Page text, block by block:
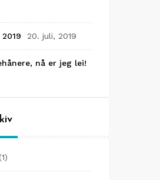
20. juli, 2019
nå er jeg lei!
(1)